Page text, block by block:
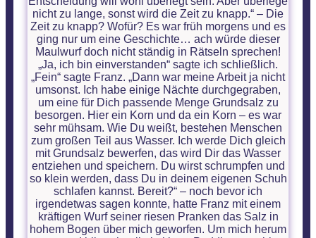
nicht zu lange, sonst wird die Zeit zu knapp.“ – Die
Zeit zu knapp? Wofür? Es war früh morgens und es
ging nur um eine Geschichte… ach würde dieser
Maulwurf doch nicht ständig in Rätseln sprechen!
„Ja, ich bin einverstanden“ sagte ich schließlich.
„Fein“ sagte Franz. „Dann war meine Arbeit ja nicht
umsonst. Ich habe einige Nächte durchgegraben,
um eine für Dich passende Menge Grundsalz zu
besorgen. Hier ein Korn und da ein Korn – es war
sehr mühsam. Wie Du weißt, bestehen Menschen
zum großen Teil aus Wasser. Ich werde Dich gleich
mit Grundsalz bewerfen, das wird Dir das Wasser
entziehen und speichern. Du wirst schrumpfen und
so klein werden, dass Du in deinem eigenen Schuh
schlafen kannst. Bereit?“ – noch bevor ich
irgendetwas sagen konnte, hatte Franz mit einem
kräftigen Wurf seiner riesen Pranken das Salz in
hohem Bogen über mich geworfen. Um mich herum